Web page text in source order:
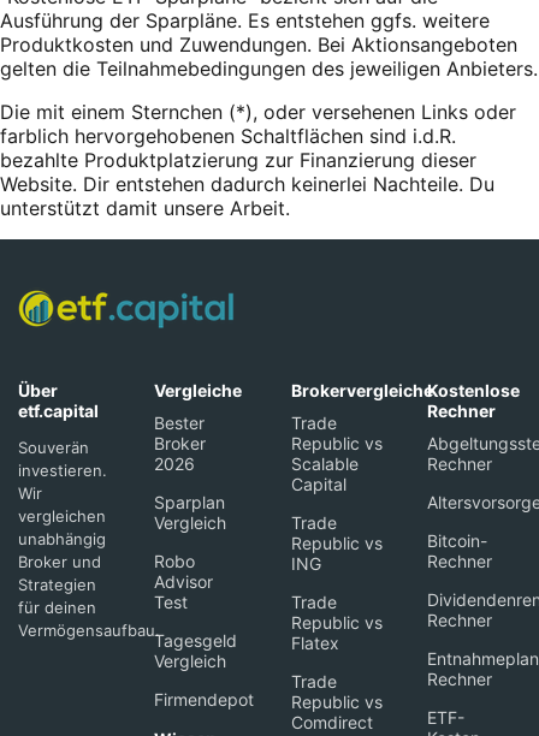
Ausführung der Sparpläne. Es entstehen ggfs. weitere
Produktkosten und Zuwendungen. Bei Aktionsangeboten
gelten die Teilnahmebedingungen des jeweiligen Anbieters.
Die mit einem Sternchen (*), oder versehenen Links oder
farblich hervorgehobenen Schaltflächen sind i.d.R.
bezahlte Produktplatzierung zur Finanzierung dieser
Website. Dir entstehen dadurch keinerlei Nachteile. Du
unterstützt damit unsere Arbeit.
Über
etf.capital
Souverän
investieren.
Wir
vergleichen
unabhängig
Broker und
Strategien
für deinen
Vermögensaufbau.
Vergleiche
Bester
Broker
2026
Sparplan
Vergleich
Robo
Advisor
Test
Tagesgeld
Vergleich
Firmendepot
Brokervergleiche
Trade
Republic vs
Scalable
Capital
Trade
Republic vs
ING
Trade
Republic vs
Flatex
Trade
Republic vs
Comdirect
Kostenlose
Rechner
Rechner
Bitcoin-
Rechner
Rechner
Rechner
ETF-